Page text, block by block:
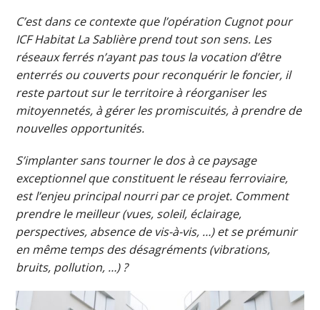
C’est dans ce contexte que l’opération Cugnot pour
ICF Habitat La Sablière prend tout son sens. Les
réseaux ferrés n’ayant pas tous la vocation d’être
enterrés ou couverts pour reconquérir le foncier, il
reste partout sur le territoire à réorganiser les
mitoyennetés, à gérer les promiscuités, à prendre de
nouvelles opportunités.
S’implanter sans tourner le dos à ce paysage
exceptionnel que constituent le réseau ferroviaire,
est l’enjeu principal nourri par ce projet. Comment
prendre le meilleur (vues, soleil, éclairage,
perspectives, absence de vis-à-vis, …) et se prémunir
en même temps des désagréments (vibrations,
bruits, pollution, …) ?